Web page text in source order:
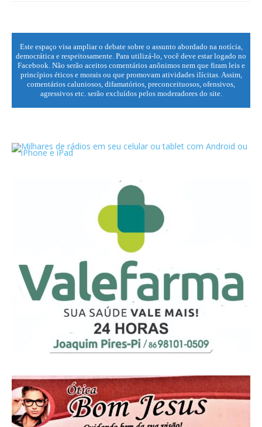
Este espaço visa ampliar o debate sobre o assunto abordado na notícia,
democrática e respeitosamente. Para utilizá-lo, você deve estar logado no
Facebook. Não serão aceitos comentários anônimos nem que firam leis e
princípios éticos e morais ou que promovam atividades ilícitas. Assim,
comentários caluniosos, difamatórios, preconceituosos, ofensivos,
agressivos etc. serão excluídos pelos moderadores do site.